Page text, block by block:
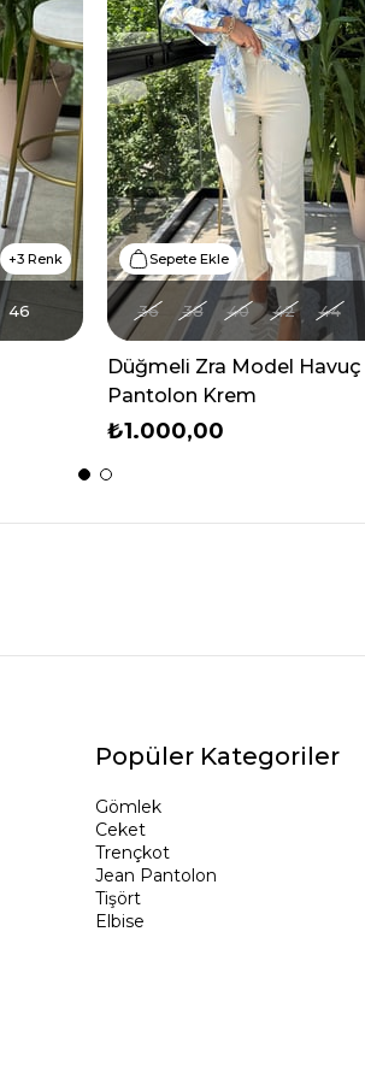
3 Renk
46
Düğmeli Zra Model
Pantolon Krem
₺1.000,00
Sepete Ekle
36 38 40 42 44
Popüler Kategoriler
Gömlek
Ceket
Trençkot
Jean Pantolon
Tişört
Elbise